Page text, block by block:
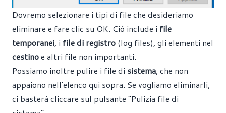
Dovremo selezionare i tipi di file che desideriamo
eliminare e fare clic su OK. Ciò include i file
temporanei, i file di registro (log files), gli elementi nel
cestinoe altri file non importanti.
Possiamo inoltre pulire i file di sistema, che non
appaiono nell'elenco qui sopra. Se vogliamo eliminarli,
ci basterà cliccare sul pulsante “Pulizia file di